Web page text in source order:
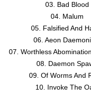
03. Bad Blood
04. Malum
05. Falsified And
06. Aeon
07. Worthless
08. Daemon
09. Of Worms And
10. Invoke The